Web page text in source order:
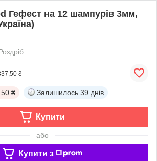
Гефест на 12 шампурів 3мм,
₴
₴ Залишилось 39 днів
Купити
або
Купити з